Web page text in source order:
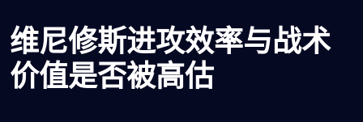
维尼修斯进攻效率与战术
价值是否被高估